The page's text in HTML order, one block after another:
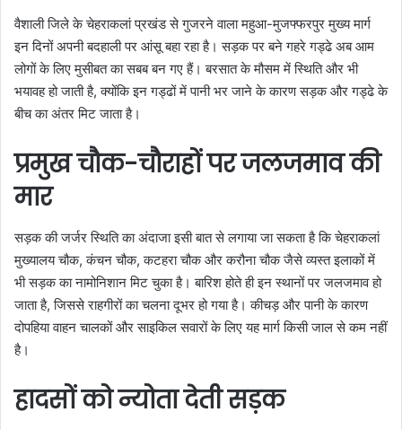
वैशाली जिले के चेहराकलां प्रखंड से गुजरने वाला महुआ-मुजफ्फरपुर मुख्य मार्ग
इन दिनों अपनी बदहाली पर आंसू बहा रहा है। सड़क पर बने गहरे गड्ढे अब आम
लोगों के लिए मुसीबत का सबब बन गए हैं। बरसात के मौसम में स्थिति और भी
भयावह हो जाती है, क्योंकि इन गड्ढों में पानी भर जाने के कारण सड़क और गड्ढे के
बीच का अंतर मिट जाता है।
प्रमुख चौक-चौराहों पर जलजमाव की
मार
सड़क की जर्जर स्थिति का अंदाजा इसी बात से लगाया जा सकता है कि चेहराकलां
मुख्यालय चौक, कंचन चौक, कटहरा चौक और करौना चौक जैसे व्यस्त इलाकों में
भी सड़क का नामोनिशान मिट चुका है। बारिश होते ही इन स्थानों पर जलजमाव हो
जाता है, जिससे राहगीरों का चलना दूभर हो गया है। कीचड़ और पानी के कारण
दोपहिया वाहन चालकों और साइकिल सवारों के लिए यह मार्ग किसी जाल से कम नहीं
है।
हादसों को न्योता देती सड़क